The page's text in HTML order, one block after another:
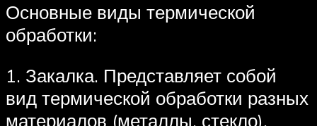
Основные виды термической
обработки:
1. Закалка. Представляет собой
вид термической обработки разных
материалов (металлы, стекло),